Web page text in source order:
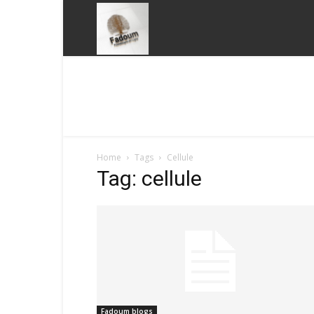
Home Tags Cellule
Tag: cellule
Fadoum blogs